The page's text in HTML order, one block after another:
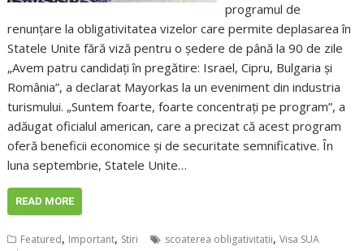
programul de
renunţare la obligativitatea vizelor care permite deplasarea în
Statele Unite fără viză pentru o şedere de până la 90 de zile
„Avem patru candidaţi în pregătire: Israel, Cipru, Bulgaria şi
România”, a declarat Mayorkas la un eveniment din industria
turismului. „Suntem foarte, foarte concentraţi pe program”, a
adăugat oficialul american, care a precizat că acest program
oferă beneficii economice şi de securitate semnificative. În
luna septembrie, Statele Unite…
READ MORE
Featured, Important, Stiri scoaterea obligativitatii,Visa SUA